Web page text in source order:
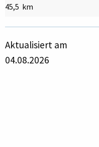
45,5 km
Aktualisiert am
04.08.2026